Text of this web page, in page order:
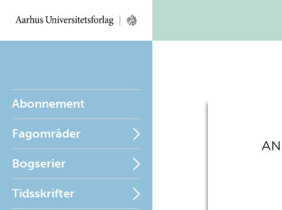
Abonnement
Fagområder
Bogserier
Tidsskrifter